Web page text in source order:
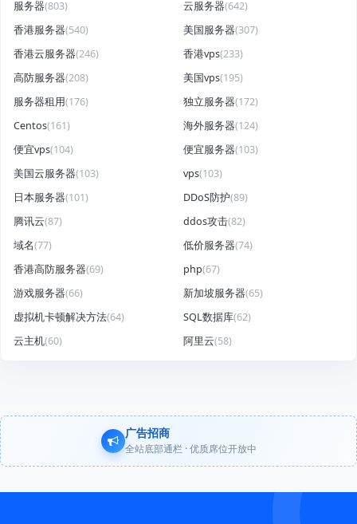
服务器(803) 云服务器(642)
香港服务器(540) 美国服务器(307)
香港云服务器(246) 香港vps(233)
高防服务器(208) 美国vps(195)
服务器租用(176) 独立服务器(172)
Centos(161) 海外服务器(124)
便宜vps(104) 便宜服务器(103)
美国云服务器(103) vps(103)
日本服务器(101) DDoS防护(89)
腾讯云(87) ddos攻击(82)
域名(77) 低价服务器(74)
香港高防服务器(69) php(67)
游戏服务器(66) 新加坡服务器(65)
虚拟机卡顿解决方法(64) SQL数据库(62)
云主机(60) 阿里云(58)
广告招商
全站底部通栏 · 优质席位开放中